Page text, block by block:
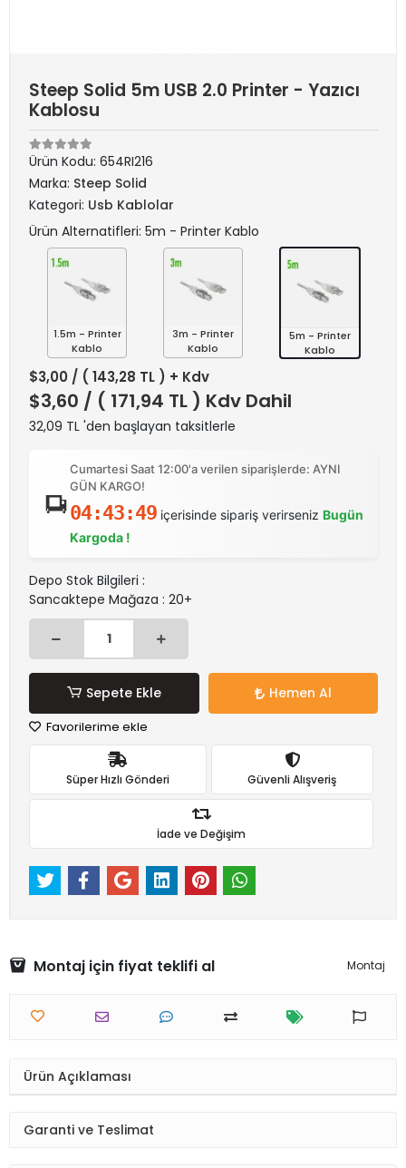
Steep Solid 5m USB 2.0 Printer - Yazıcı
Kablosu
Ürün Kodu: 654RI216
Marka: Steep Solid
Kategori: Usb Kablolar
Ürün Alternatifleri: 5m - Printer Kablo
1.5m - Printer
Kablo
3m - Printer
Kablo
5m - Printer
Kablo
$3,00 / ( 143,28 TL ) + Kdv
$3,60 / ( 171,94 TL ) Kdv Dahil
32,09 TL 'den başlayan taksitlerle
Cumartesi Saat 12:00'a verilen siparişlerde: AYNI
GÜN KARGO!
04:43:49içerisinde sipariş verirseniz Bugün
Kargoda !
Depo Stok Bilgileri :
Sancaktepe Mağaza : 20+
Sepete Ekle Hemen Al
Favorilerime ekle
Süper Hızlı Gönderi Güvenli Alışveriş
İade ve Değişim
Montaj için fiyat teklifi al Montaj
Ürün Açıklaması
Garanti ve Teslimat